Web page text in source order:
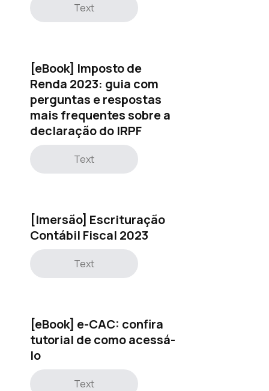
Text
[eBook] Imposto de
Renda 2023: guia com
perguntas e respostas
mais frequentes sobre a
declaração do IRPF
Text
[Imersão] Escrituração
Contábil Fiscal 2023
Text
[eBook] e-CAC: confira
tutorial de como acessá-
lo
Text